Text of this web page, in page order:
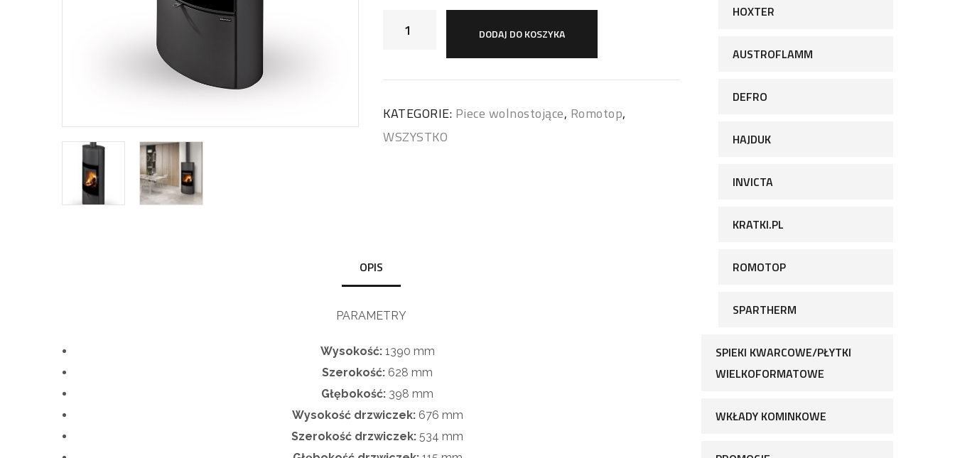
DODAJ DO KOSZYKA
KATEGORIE: Piece wolnostojące, Romotop,
WSZYSTKO
OPIS
PARAMETRY
Wysokość:1390 mm
Szerokość: 628 mm
Głębokość: 398 mm
Wysokość drzwiczek: 676 mm
Szerokość drzwiczek: 534 mm
HOXTER
AUSTROFLAMM
DEFRO
HAJDUK
INVICTA
KRATKI.PL
ROMOTOP
SPARTHERM
SPIEKI KWARCOWE/PŁYTKI
WIELKOFORMATOWE
WKŁADY KOMINKOWE